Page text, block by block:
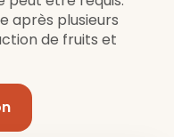
après plusieurs
de fruits et